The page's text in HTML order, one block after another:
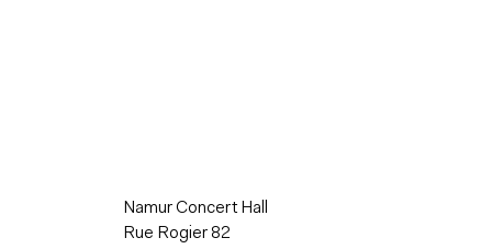
Namur Concert Hall
Rue Rogier 82